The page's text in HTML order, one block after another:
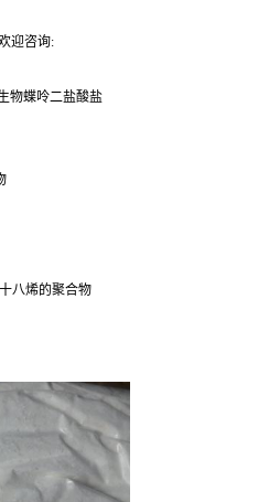
迎咨询:
物蝶呤二盐酸盐
八烯的聚合物